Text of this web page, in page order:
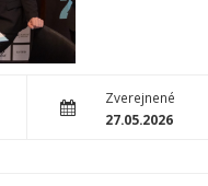
Zverejnené
27.05.2026